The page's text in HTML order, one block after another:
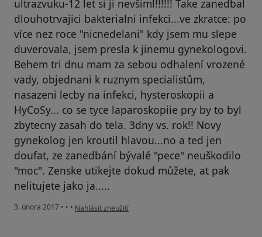
ultrazvuku-12 let si ji nevšiml!!!!!! Take zanedbal
dlouhotrvajici bakterialni infekci...ve zkratce: po
více nez roce "nicnedelani" kdy jsem mu slepe
duverovala, jsem presla k jinemu gynekologovi.
Behem tri dnu mam za sebou odhalení vrozené
vady, objednani k ruznym specialistům,
nasazeni lecby na infekci, hysteroskopii a
HyCoSy... co se tyce laparoskopiie pry by to byl
zbytecny zasah do tela. 3dny vs. rok!! Novy
gynekolog jen kroutil hlavou...no a ted jen
doufat, ze zanedbání bývalé "pece" neuškodilo
"moc". Zenske utikejte dokud můžete, at pak
nelitujete jako ja.....
3. února 2017 • • • podle názoru uživatele Váš účet byl odstraněn
Nahlásit zneužití